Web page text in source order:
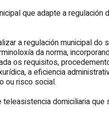
que adapte a
a regulación municipal
da norma,
os requisitos,
a eficiencia
ou risco social.
domiciliaria que